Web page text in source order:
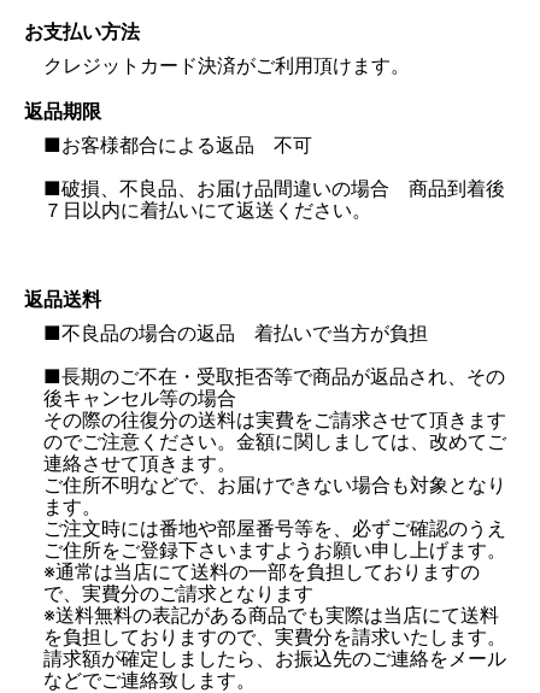
お支払い方法
クレジットカード決済がご利用頂けます。
返品期限
■お客様都合による返品 不可
■破損、不良品、お届け品間違いの場合 商品到着後
７日以内に着払いにて返送ください。
返品送料
■不良品の場合の返品 着払いで当方が負担
■長期のご不在・受取拒否等で商品が返品され、その
後キャンセル等の場合
その際の往復分の送料は実費をご請求させて頂きます
のでご注意ください。金額に関しましては、改めてご
連絡させて頂きます。
ご住所不明などで、お届けできない場合も対象となり
ます。
ご注文時には番地や部屋番号等を、必ずご確認のうえ
ご住所をご登録下さいますようお願い申し上げます。
※通常は当店にて送料の一部を負担しておりますの
で、実費分のご請求となります
※送料無料の表記がある商品でも実際は当店にて送料
を負担しておりますので、実費分を請求いたします。
請求額が確定しましたら、お振込先のご連絡をメール
などでご連絡致します。